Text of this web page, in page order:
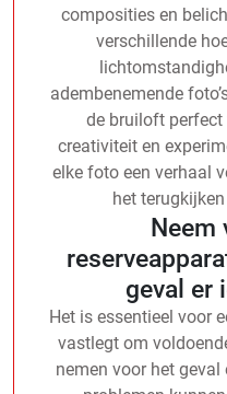
composities en
verschillende
adembenemende
de bruiloft perfect
creativiteit en
elke foto een verhaal
het
Neem
geval er
Het is essentieel voor
vastlegt om
nemen voor het